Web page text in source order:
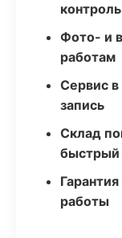
Фото- и
работам
Сервис
запись
Склад
быстрый
работы